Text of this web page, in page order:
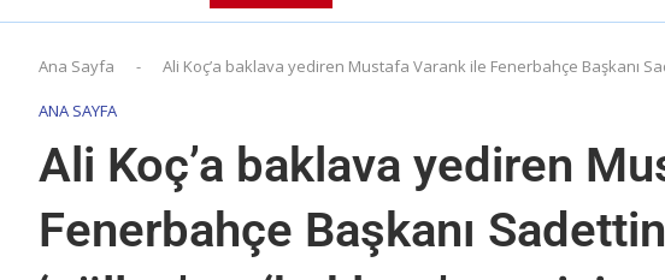
Ana Sayfa - Ali Koç’a baklava yediren Mustafa Varank ile Fenerbahçe Başkanı
ANA SAYFA
Ali Koç’a baklava yediren
Fenerbahçe Başkanı